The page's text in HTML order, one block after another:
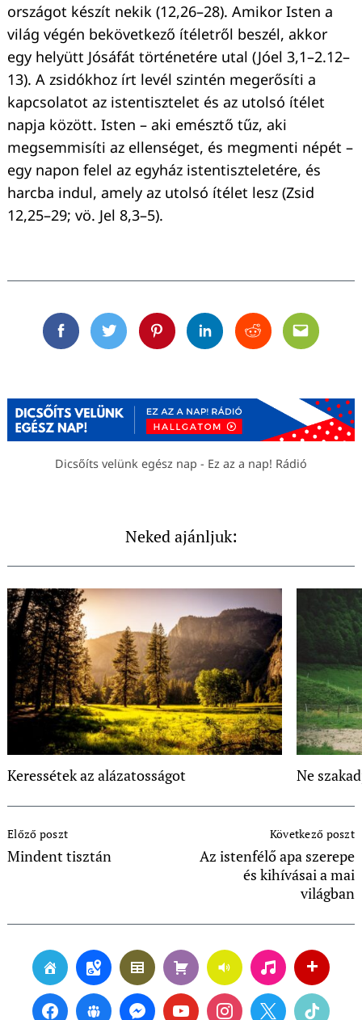
országot készít nekik (12,26–28). Amikor Isten a
világ végén bekövetkező ítéletről beszél, akkor
egy helyütt Jósáfát történetére utal (Jóel 3,1–2.12–
13). A zsidókhoz írt levél szintén megerősíti a
kapcsolatot az istentisztelet és az utolsó ítélet
napja között. Isten – aki emésztő tűz, aki
megsemmisíti az ellenséget, és megmenti népét –
egy napon felel az egyház istentiszteletére, és
harcba indul, amely az utolsó ítélet lesz (Zsid
12,25–29; vö. Jel 8,3–5).
FacebookTwitterPinterestLinkedinRedditEmail
Dicsőíts velünk egész nap - Ez az a nap! Rádió
Neked ajánljuk:
Keressétek az alázatosságot Ne
Navigation
Előző poszt
Mindent tisztán
Következő poszt
Az istenfélő apa szerepe
és kihívásai a mai
világban